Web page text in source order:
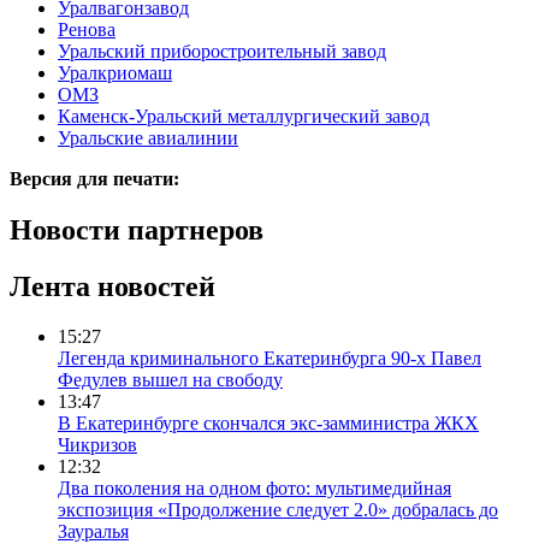
Уралвагонзавод
Ренова
Уральский приборостроительный завод
Уралкриомаш
ОМЗ
Каменск-Уральский металлургический завод
Уральские авиалинии
Версия для печати:
Новости партнеров
Лента новостей
15:27
Легенда криминального Екатеринбурга 90-х Павел
Федулев вышел на свободу
13:47
В Екатеринбурге скончался экс-замминистра ЖКХ
Чикризов
12:32
Два поколения на одном фото: мультимедийная
экспозиция «Продолжение следует 2.0» добралась до
Зауралья